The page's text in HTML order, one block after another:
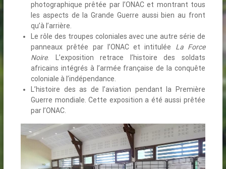
photographique prêtée par l’ONAC et montrant tous
les aspects de la Grande Guerre aussi bien au front
qu’à l’arrière.
Le rôle des troupes coloniales avec une autre série de
panneaux prêtée par l’ONAC et intitulée La Force
Noire. L’exposition retrace l’histoire des soldats
africains intégrés à l’armée française de la conquête
coloniale à l’indépendance.
L’histoire des as de l’aviation pendant la Première
Guerre mondiale. Cette exposition a été aussi prêtée
par l’ONAC.